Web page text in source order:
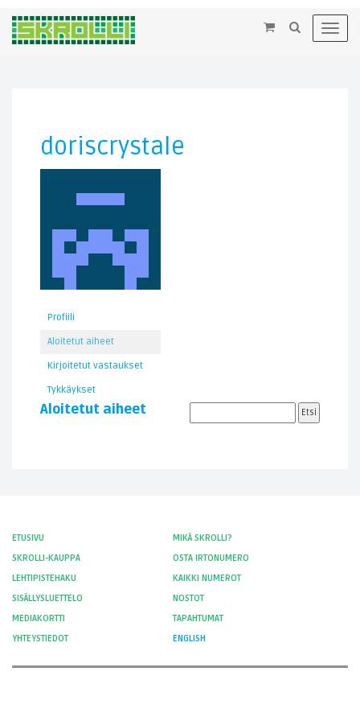
×
doriscrystale
Profiili
Aloitetut aiheet
Kirjoitetut vastaukset
Tykkäykset
Aloitetut aiheet
ETUSIVU
MIKÄ SKROLLI?
SKROLLI-KAUPPA
OSTA IRTONUMERO
LEHTIPISTEHAKU
KAIKKI NUMEROT
SISÄLLYSLUETTELO
NOSTOT
MEDIAKORTTI
TAPAHTUMAT
YHTEYSTIEDOT
ENGLISH